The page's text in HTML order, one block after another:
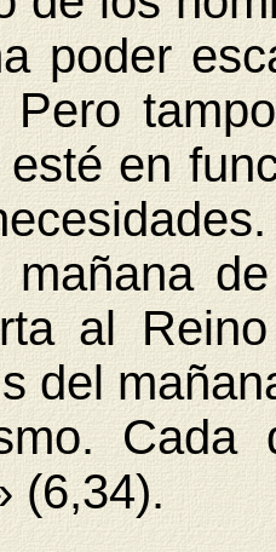
poder
Pero
en
mañana
al
del
Cada
(6,34).